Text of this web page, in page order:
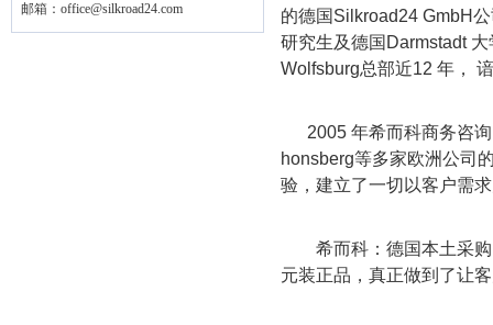
邮箱： office@silkroad24.com
的德国 Silkroad24 GmbH
研究生及德国 Darmstadt 大
Wolfsburg总部近12 年，
2005 年希而科商务咨
honsberg等多家欧洲公司
验，建立了一切以客户需
希而科：德国本土采
元装正品，真正做到了让